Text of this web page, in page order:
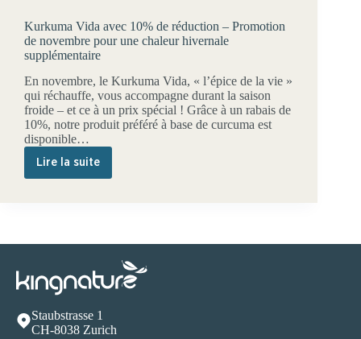
Kurkuma Vida avec 10% de réduction – Promotion
de novembre pour une chaleur hivernale
supplémentaire
En novembre, le Kurkuma Vida, « l’épice de la vie »
qui réchauffe, vous accompagne durant la saison
froide – et ce à un prix spécial ! Grâce à un rabais de
10%, notre produit préféré à base de curcuma est
disponible…
Lire la suite
Kurkuma
Promotion
de
pour
une
Staubstrasse 1
CH-8038 Zurich